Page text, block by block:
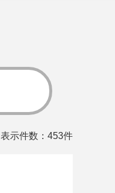
表示件数：453件